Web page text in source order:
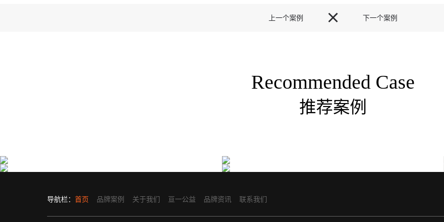
上一个案例 下一个案例

Recommended Case
推荐案例
亘一专业药品包装设计公司为复旦张江生物医···
导航栏： 首页 品牌案例 关于我们 亘一公益 品牌资讯 联系我们